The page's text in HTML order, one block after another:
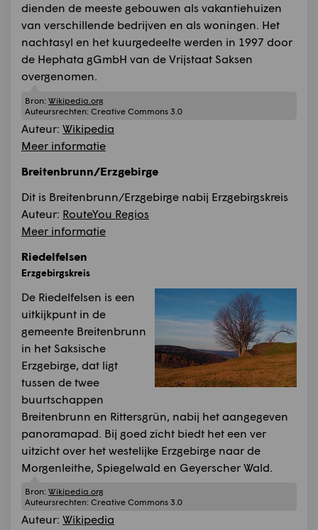
dienden de meeste gebouwen als vakantiehuizen
van verschillende bedrijven en als woningen. Het
nachtasyl en het kuurgedeelte werden in 1997 door
de Hephata gGmbH van de Vrijstaat Saksen
overgenomen.
Bron: Wikipedia.org
Auteursrechten: Creative Commons 3.0
Auteur: Wikipedia
Meer informatie
Breitenbrunn/Erzgebirge
Dit is Breitenbrunn/Erzgebirge nabij Erzgebirgskreis
Auteur: RouteYou Regios
Meer informatie
Riedelfelsen
Erzgebirgskreis
De Riedelfelsen is een
uitkijkpunt in de
gemeente Breitenbrunn
in het Saksische
Erzgebirge, dat ligt
tussen de twee
buurtschappen
Breitenbrunn en Rittersgrün, nabij het aangegeven
panoramapad. Bij goed zicht biedt het een ver
uitzicht over het westelijke Erzgebirge naar de
Morgenleithe, Spiegelwald en Geyerscher Wald.
Bron: Wikipedia.org
Auteursrechten: Creative Commons 3.0
Auteur: Wikipedia